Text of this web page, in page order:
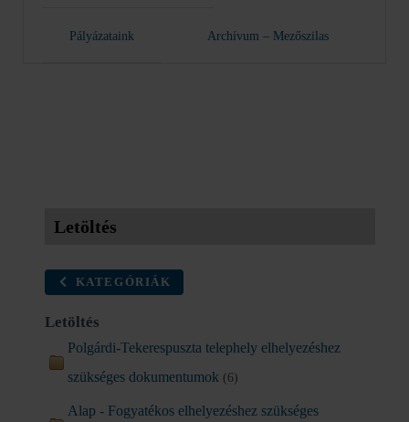
Pályázataink Archívum – Mezőszilas
Letöltés
KATEGÓRIÁK
Letöltés
Polgárdi-Tekerespuszta telephely elhelyezéshez
szükséges dokumentumok (6)
Alap - Fogyatékos elhelyezéshez szükséges